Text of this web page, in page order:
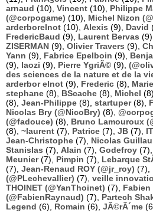
arnaud (10), Vincent (10), Philippe
(@corpogame) (10), Michel Nizon
arderborelnot (10), Alexis (9), David
FredericBaud (9), Laurent Bervas (9),
ZISERMAN (9), Olivier Travers (9),
Yann (9), Fabrice Epelboin (9),
(9), laozi (9), Pierre YgriÃ© (9),
des sciences de la nature et de la
arderbor elnot (9), Frederic (8), Marie
stephane (8), BScache (8), Michel
(8), Jean-Philippe (8), startuper(8),
Nicolas Bry (@NicoBry) (8),
(@fadouce) (8), Bruno Lamouroux
(8), ~laurent (7), Patrice (7), JB (7),
Jean-Christophe (7), Nicolas
Stanislas (7), Alain (7), Godefroy (7),
Meunier(7), Pimpin (7), Lebarque
(7), Jean-Renaud ROY (@jr_roy) (7),
(@PLechevallier) (7), veille
THOINET (@YanThoinet) (7), Fabien
(@FabienRaynaud) (7), Partech
Legend (6), Romain (6), JÃ©rÃ´me